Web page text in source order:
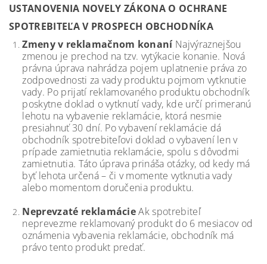
USTANOVENIA NOVELY ZÁKONA O OCHRANE
SPOTREBITEĽA V PROSPECH OBCHODNÍKA
Zmeny v reklamačnom konaníNajvýraznejšou
zmenou je prechod na tzv. vytýkacie konanie. Nová
právna úprava nahrádza pojem uplatnenie práva zo
zodpovednosti za vady produktu pojmom vytknutie
vady. Po prijatí reklamovaného produktu obchodník
poskytne doklad o vytknutí vady, kde určí primeranú
lehotu na vybavenie reklamácie, ktorá nesmie
presiahnuť 30 dní. Po vybavení reklamácie dá
obchodník spotrebiteľovi doklad o vybavení len v
prípade zamietnutia reklamácie, spolu s dôvodmi
zamietnutia. Táto úprava prináša otázky, od kedy má
byť lehota určená – či v momente vytknutia vady
alebo momentom doručenia produktu.
Neprevzaté reklamácieAk spotrebiteľ
neprevezme reklamovaný produkt do 6 mesiacov od
oznámenia vybavenia reklamácie, obchodník má
právo tento produkt predať.